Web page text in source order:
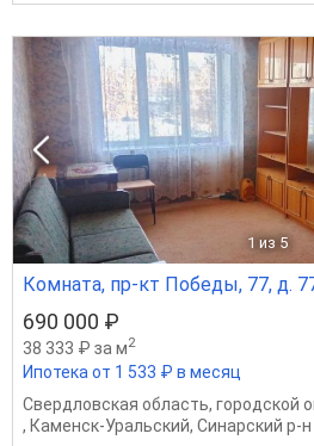
1 из 5
Комната, пр-кт Победы, 77, д.
690 000 ₽
38 333 ₽ за м2
Ипотека от 1 533 ₽ в месяц
Свердловская область, городской
, Каменск-Уральский, Синарский р-н